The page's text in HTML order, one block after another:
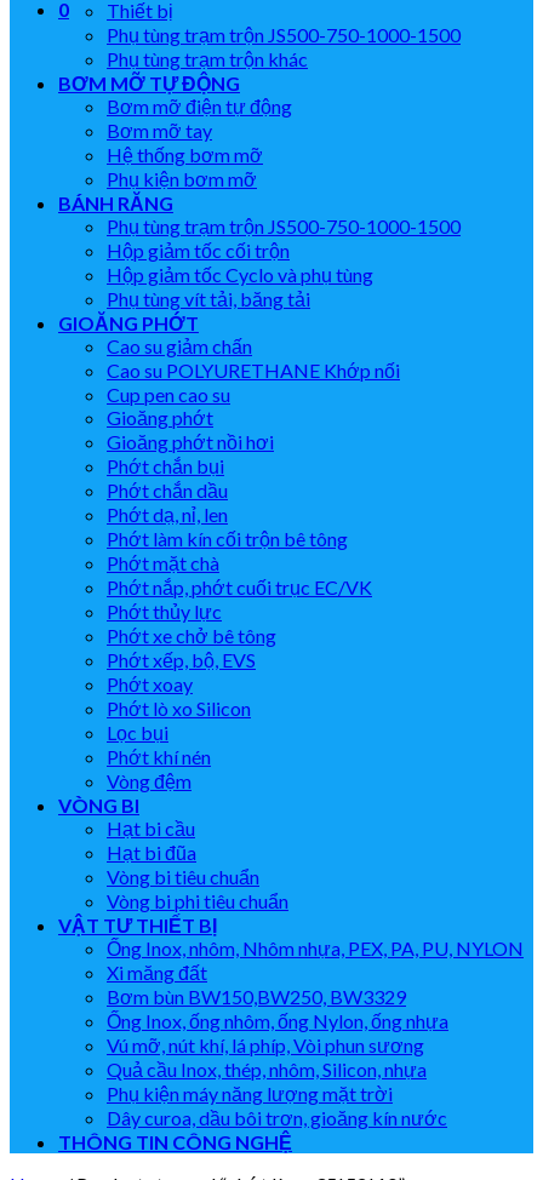
0
Thiết bị
Phụ tùng trạm trộn JS500-750-1000-1500
Phụ tùng trạm trộn khác
BƠM MỠ TỰ ĐỘNG
Bơm mỡ điện tự động
Bơm mỡ tay
Hệ thống bơm mỡ
Phụ kiện bơm mỡ
BÁNH RĂNG
Phụ tùng trạm trộn JS500-750-1000-1500
Hộp giảm tốc cối trộn
Hộp giảm tốc Cyclo và phụ tùng
Phụ tùng vít tải, băng tải
GIOĂNG PHỚT
Cao su giảm chấn
Cao su POLYURETHANE Khớp nối
Cup pen cao su
Gioăng phớt
Gioăng phớt nồi hơi
Phớt chắn bụi
Phớt chắn dầu
Phớt dạ, nỉ, len
Phớt làm kín cối trộn bê tông
Phớt mặt chà
Phớt nắp, phớt cuối trục EC/VK
Phớt thủy lực
Phớt xe chở bê tông
Phớt xếp, bộ, EVS
Phớt xoay
Phớt lò xo Silicon
Lọc bụi
Phớt khí nén
Vòng đệm
VÒNG BI
Hạt bi cầu
Hạt bi đũa
Vòng bi tiêu chuẩn
Vòng bi phi tiêu chuẩn
VẬT TƯ THIẾT BỊ
Ống Inox, nhôm, Nhôm nhựa, PEX, PA, PU, NYLON
Xi măng đất
Bơm bùn BW150,BW250, BW3329
Ống Inox, ống nhôm, ống Nylon, ống nhựa
Vú mỡ, nút khí, lá phíp, Vòi phun sương
Quả cầu Inox, thép, nhôm, Silicon, nhựa
Phụ kiện máy năng lượng mặt trời
Dây curoa, dầu bôi trơn, gioăng kín nước
THÔNG TIN CÔNG NGHỆ